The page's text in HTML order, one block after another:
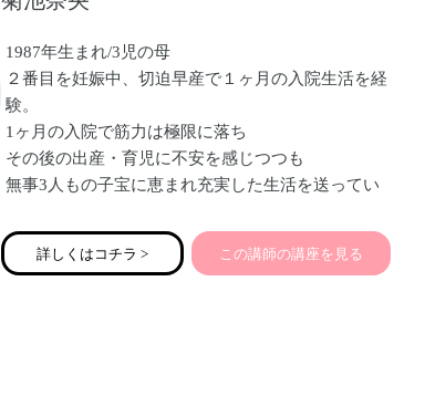
1987年生まれ/3児の母
２番目を妊娠中、切迫早産で１ヶ月の入院生活を経
験。
1ヶ月の入院で筋力は極限に落ち
その後の出産・育児に不安を感じつつも
無事3人もの子宝に恵まれ充実した生活を送ってい
しかし、入院生活で筋力の衰えを痛感し
この現代社会において
詳しくはコチラ > この講師の講座を見る